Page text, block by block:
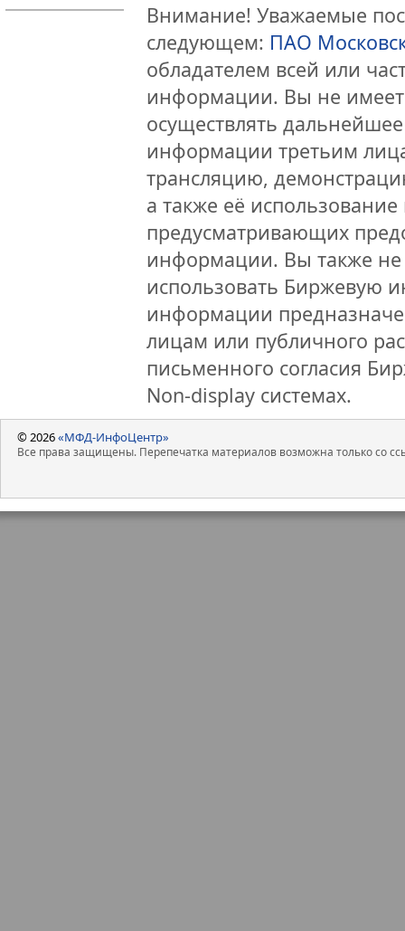
Внимание! Уважаемые
следующем: ПАО
обладателем всей или
информации. Вы не
осуществлять
информации третьим
трансляцию,
а также её
предусматривающих
информации. Вы также не
использовать Биржевую
информации
лицам или публичного
письменного согласия
Non-display системах.
© 2026«МФД-ИнфоЦентр»
Все права защищены. Перепечатка материалов возможна только со